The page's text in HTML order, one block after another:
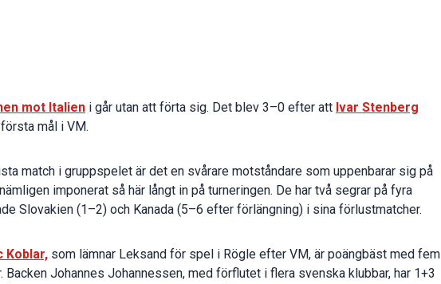
mot Italien i går utan att förta sig. Det blev 3–0 efter att Ivar Stenberg
mål i VM.
match i gruppspelet är det en svårare motståndare som uppenbarar sig på
imponerat så här långt in på turneringen. De har två segrar på fyra
Slovakien (1–2) och Kanada (5–6 efter förlängning) i sina förlustmatcher.
Koblar, som lämnar Leksand för spel i Rögle efter VM, är poängbäst med fem
Backen Johannes Johannessen, med förflutet i flera svenska klubbar, har 1+3